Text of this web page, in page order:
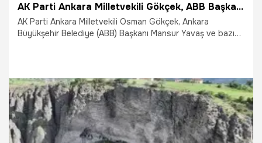
AK Parti Ankara Milletvekili Gökçek, ABB Başkanı Mansur Yavaş hakkında suç duyurusunda bulundu
AK Parti Ankara Milletvekili Osman Gökçek, Ankara
Büyükşehir Belediye (ABB) Başkanı Mansur Yavaş ve bazı
20.05.2025 Gündem